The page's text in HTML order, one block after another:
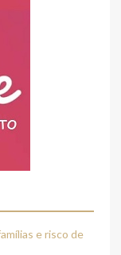
e risco de